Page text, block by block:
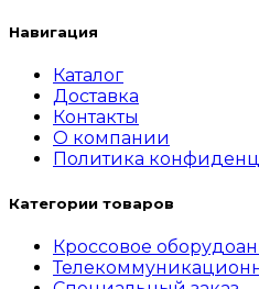
Навигация
Каталог
Доставка
Контакты
О компании
Политика
Категории товаров
Кроссовое